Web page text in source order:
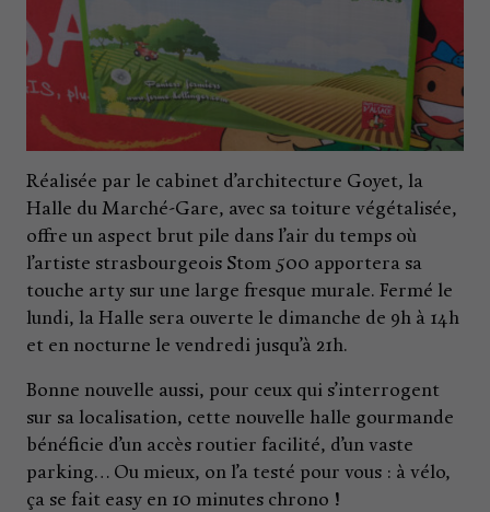
Réalisée par le cabinet d’architecture Goyet, la
Halle du Marché-Gare, avec sa toiture végétalisée,
offre un aspect brut pile dans l’air du temps où
l’artiste strasbourgeois Stom 500 apportera sa
touche arty sur une large fresque murale. Fermé le
lundi, la Halle sera ouverte le dimanche de 9h à 14h
et en nocturne le vendredi jusqu’à 21h.
Bonne nouvelle aussi, pour ceux qui s’interrogent
sur sa localisation, cette nouvelle halle gourmande
bénéficie d’un accès routier facilité, d’un vaste
parking… Ou mieux, on l’a testé pour vous : à vélo,
ça se fait easy en 10 minutes chrono !